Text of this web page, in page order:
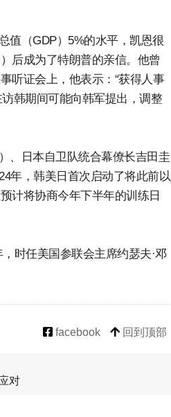
值（GDP）5%的水平，凯恩很
后成为了特朗普的亲信。他曾
听证会上，他表示：“获得人事
韩期间可能向韩军提出，调整
、日本自卫队统合幕僚长吉田圭
年，韩美日首次启动了将此前以
计将协商今年下半年的训练日
时任美国参联会主席约瑟夫·邓
facebook
回到顶部
对